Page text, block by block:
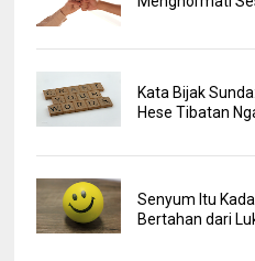
Kata Bijak
Hese Tibatan
Senyum Itu
Bertahan dari